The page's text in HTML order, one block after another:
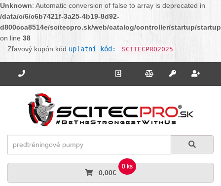
Unknown: Automatic conversion of false to array is deprecated in
/data/c/6/c6b7421f-3a25-4b19-8d92-
d800cca8514e/scitecpro.sk/web/catalog/controller/startup/
on line 38
Zľavový kupón kód uplatní kód: SCITECPRO2025
Potrebujete poradiť? Zavolajte nám. Kontakt Porovnanie
Prihlásiť sa
0 ks
0,00€